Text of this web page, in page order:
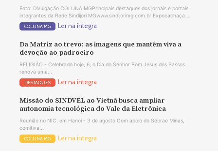
Foto: Divulgação COLUNA MGPrincipais destaques dos jornais e portais
integrantes da Rede Sindijori MGwww.sindijorimg.com.br Expocachaça...
COLUNA MG Ler na íntegra
Da Matriz ao trevo: as imagens que mantêm viva a
devoção ao padroeiro
RELIGIÃO - Celebrado hoje, 6, o Dia do Senhor Bom Jesus dos Passos
renova uma...
DESTAQUES Ler na íntegra
Missão do SINDVEL ao Vietnã busca ampliar
autonomia tecnológica do Vale da Eletrônica
Reunião no NIC, em Hanoi - 3 de agosto Com apoio do Sebrae Minas,
comitiva...
COLUNA MG Ler na íntegra